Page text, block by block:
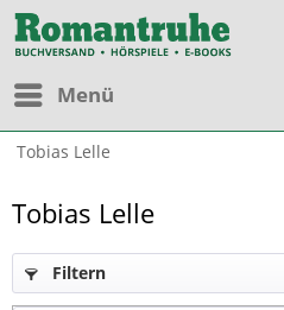
Menü
Tobias Lelle
Tobias Lelle
Filtern